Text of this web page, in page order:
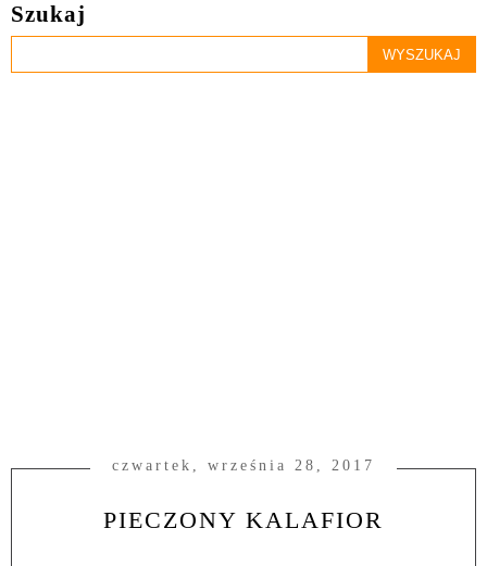
Szukaj
czwartek, września 28, 2017
PIECZONY KALAFIOR